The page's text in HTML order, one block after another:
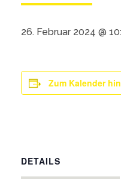
26. Februar 2024 @
Zum Kalender
DETAILS